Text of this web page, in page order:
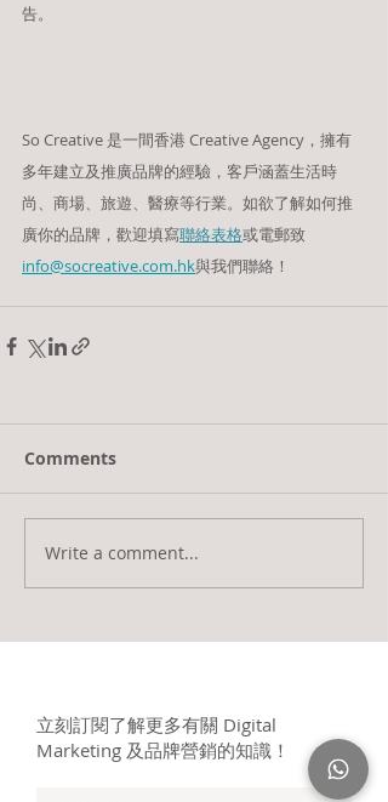
告。
So Creative 是一間香港 Creative Agency，擁有
多年建立及推廣品牌的經驗，客戶涵蓋生活時
尚、商場、旅遊、醫療等行業。如欲了解如何推
廣你的品牌，歡迎填寫聯絡表格或電郵致
info@socreative.com.hk與我們聯絡！
Comments
Write a comment...
立刻訂閱了解更多有關 Digital
Marketing 及品牌營銷的知識！